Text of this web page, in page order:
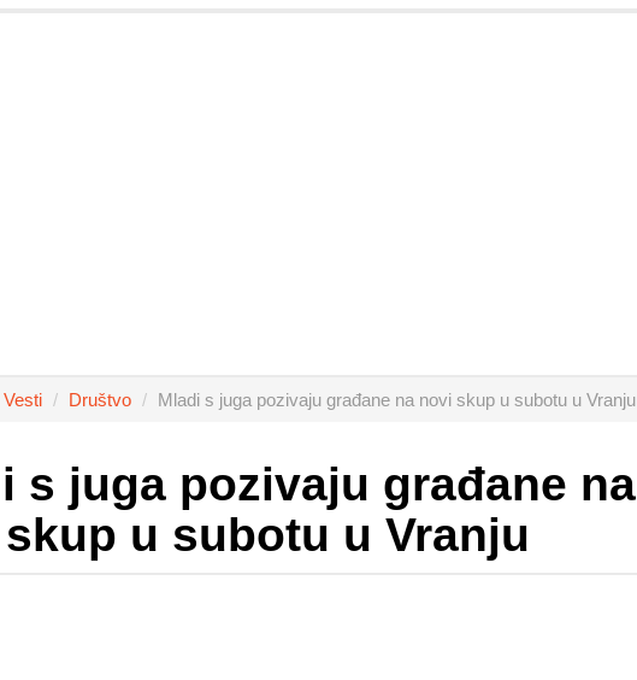
Vesti Društvo Mladi s juga pozivaju građane na novi skup u subotu u Vranju
s juga pozivaju građane na
u subotu u Vranju